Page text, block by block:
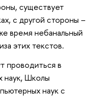
существует
с другой стороны –
время небанальный
этих текстов.
проводиться в
наук, Школы
наук с